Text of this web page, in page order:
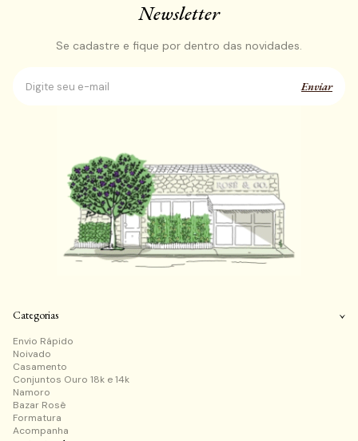
Newsletter
Se cadastre e fique por dentro das novidades.
Enviar
Categorias
Envio Rápido
Noivado
Casamento
Conjuntos Ouro 18k e 14k
Namoro
Bazar Rosê
Formatura
Acompanha